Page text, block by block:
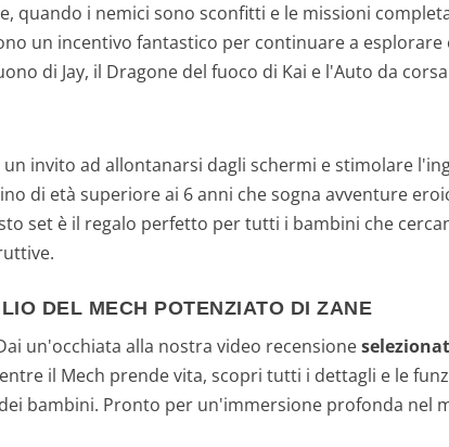
quando i nemici sono sconfitti e le missioni
un incentivo fantastico per continuare a esplorare
di Jay, il Dragone del fuoco di Kai e l'Auto da
un invito ad allontanarsi dagli schermi e stimolare
di età superiore ai 6 anni che sogna avventure
set è il regalo perfetto per tutti i bambini che
DEL MECH POTENZIATO DI ZANE
un'occhiata alla nostra video recensione
il Mech prende vita, scopri tutti i dettagli e le
bambini. Pronto per un'immersione profonda nel